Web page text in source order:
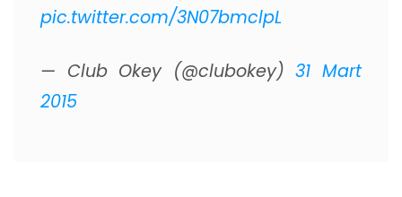
pic.twitter.com/3N07bmclpL
— Club Okey (@clubokey)31 Mart
2015